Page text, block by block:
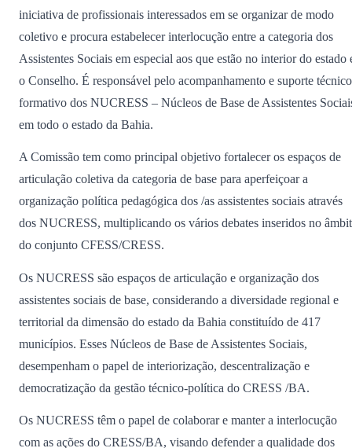
iniciativa de profissionais interessados em se organizar de modo
coletivo e procura estabelecer interlocução entre a categoria dos
Assistentes Sociais em especial aos que estão no interior do estado
o Conselho. É responsável pelo acompanhamento e suporte técnico
formativo dos NUCRESS – Núcleos de Base de Assistentes
em todo o estado da Bahia.
A Comissão tem como principal objetivo fortalecer os espaços de
articulação coletiva da categoria de base para aperfeiçoar a
organização política pedagógica dos /as assistentes sociais através
dos NUCRESS, multiplicando os vários debates inseridos no
do conjunto CFESS/CRESS.
Os NUCRESS são espaços de articulação e organização dos
assistentes sociais de base, considerando a diversidade regional e
territorial da dimensão do estado da Bahia constituído de 417
municípios. Esses Núcleos de Base de Assistentes Sociais,
desempenham o papel de interiorização, descentralização e
democratização da gestão técnico-política do CRESS /BA.
Os NUCRESS têm o papel de colaborar e manter a interlocução
com as ações do CRESS/BA, visando defender a qualidade dos